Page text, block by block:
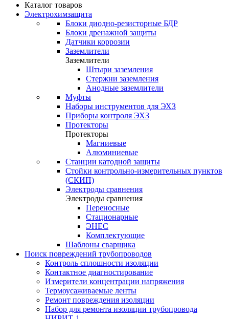
Каталог товаров
Электрохимзащита
Блоки диодно-резисторные БДР
Блоки дренажной защиты
Датчики коррозии
Заземлители
Заземлители
Штыри заземления
Стержни заземления
Анодные заземлители
Муфты
Наборы инструментов для ЭХЗ
Приборы контроля ЭХЗ
Протекторы
Протекторы
Магниевые
Алюминиевые
Станции катодной защиты
Стойки контрольно-измерительных пунктов
(СКИП)
Электроды сравнения
Электроды сравнения
Переносные
Стационарные
ЭНЕС
Комплектующие
Шаблоны сварщика
Поиск повреждений трубопроводов
Контроль сплошности изоляции
Контактное диагностирование
Измерители концентрации напряжения
Термоусаживаемые ленты
Ремонт повреждения изоляции
Набор для ремонта изоляции трубопровода